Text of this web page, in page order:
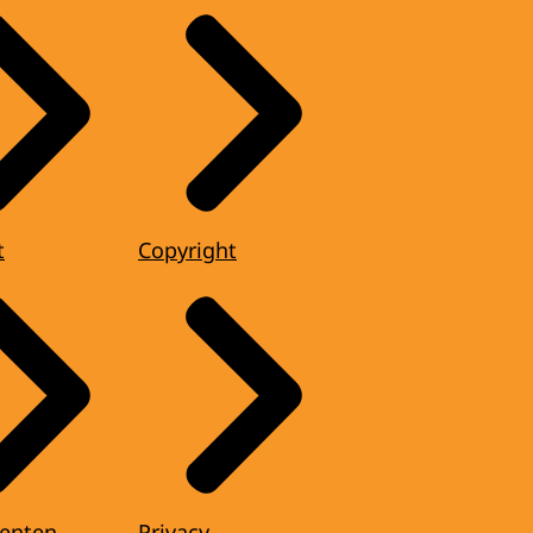
Copyright